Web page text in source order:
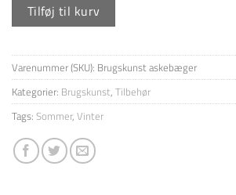
Grill
Askebæger
Tilføj til kurv
Varenummer (SKU): Brugskunst askebæger
Kategorier: Brugskunst, Tilbehør
Tags: Sommer, Vinter